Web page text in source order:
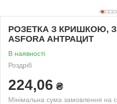
РОЗЕТКА З КРИШКОЮ,
ASFORA АНТРАЦИТ
В наявності
Роздріб
224,06 ₴
Мінімальна сума замовлення на